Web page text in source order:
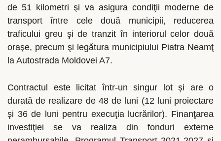
de 51 kilometri şi va asigura condiţii moderne de
transport între cele două municipii, reducerea
traficului greu şi de tranzit în interiorul celor două
oraşe, precum şi legătura municipiului Piatra Neamţ
la Autostrada Moldovei A7.
Contractul este licitat într-un singur lot şi are o
durată de realizare de 48 de luni (12 luni proiectare
şi 36 de luni pentru execuţia lucrărilor). Finanţarea
investiţiei se va realiza din fonduri externe